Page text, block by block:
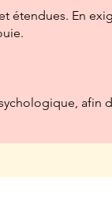
étendues. En
afin